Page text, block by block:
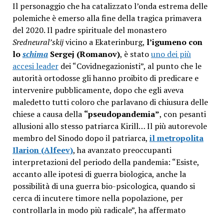
Il personaggio che ha catalizzato l’onda estrema delle
polemiche è emerso alla fine della tragica primavera
del 2020. Il padre spirituale del monastero
Sredneural’skijvicino a Ekaterinburg, l’igumeno con
loschima Sergej (Romanov), è statouno dei più
accesi leaderdei “Covidnegazionisti”, al punto che le
autorità ortodosse gli hanno proibito di predicare e
intervenire pubblicamente, dopo che egli aveva
maledetto tutti coloro che parlavano di chiusura delle
chiese a causa della “pseudopandemia”, con pesanti
allusioni allo stesso patriarca Kirill… Il più autorevole
membro del Sinodo dopo il patriarca, il metropolita
Ilarion (Alfeev), ha avanzato preoccupanti
interpretazioni del periodo della pandemia: “Esiste,
accanto alle ipotesi di guerra biologica, anche la
possibilità di una guerra bio-psicologica, quando si
cerca di incutere timore nella popolazione, per
controllarla in modo più radicale”, ha affermato